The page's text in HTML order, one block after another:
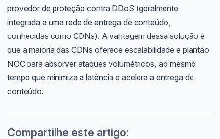
provedor de proteção contra DDoS (geralmente
integrada a uma rede de entrega de conteúdo,
conhecidas como CDNs). A vantagem dessa solução é
que a maioria das CDNs oferece escalabilidade e plantão
NOC para absorver ataques volumétricos, ao mesmo
tempo que minimiza a latência e acelera a entrega de
conteúdo.
Compartilhe este artigo: